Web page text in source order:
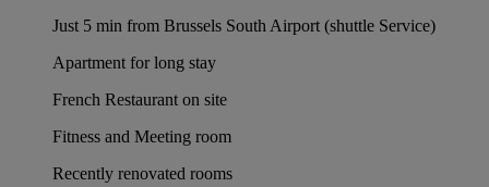
Just 5 min from Brussels South Airport (shuttle Service)
Apartment for long stay
French Restaurant on site
Fitness and Meeting room
Recently renovated rooms